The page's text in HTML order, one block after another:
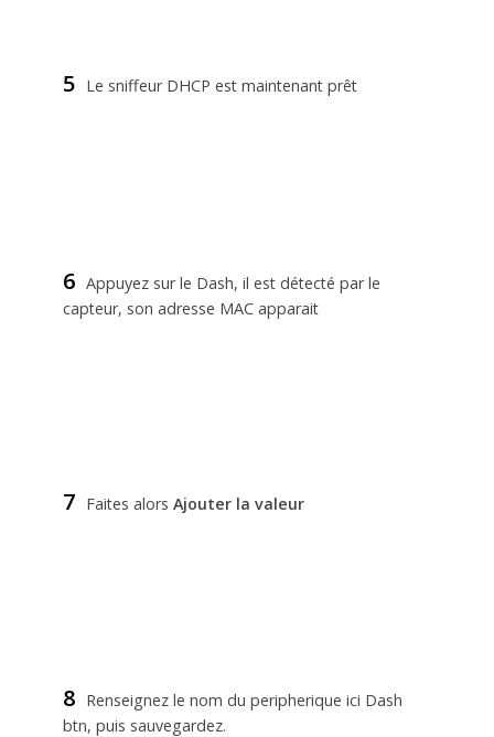
5 Le sniffeur DHCP est maintenant prêt
6 Appuyez sur le Dash, il est détecté par le
capteur, son adresse MAC apparait
7 Faites alors Ajouter la valeur
8
Renseignez le nom du peripherique ici Dash
btn, puis sauvegardez.